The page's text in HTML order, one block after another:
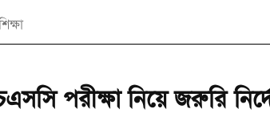
পরীক্ষা নিয়ে জরুরি